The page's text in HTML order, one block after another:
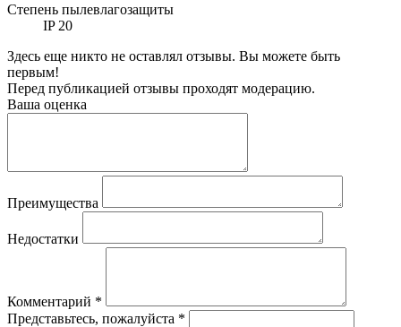
Степень пылевлагозащиты
IP 20
Здесь еще никто не оставлял отзывы. Вы можете быть
первым!
Перед публикацией отзывы проходят модерацию.
Ваша оценка
Преимущества
Недостатки
Комментарий *
Представьтесь, пожалуйста *